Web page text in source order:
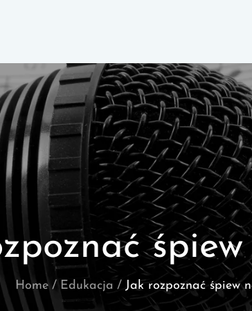
Home Edukacja Jak rozpoznać śpiew